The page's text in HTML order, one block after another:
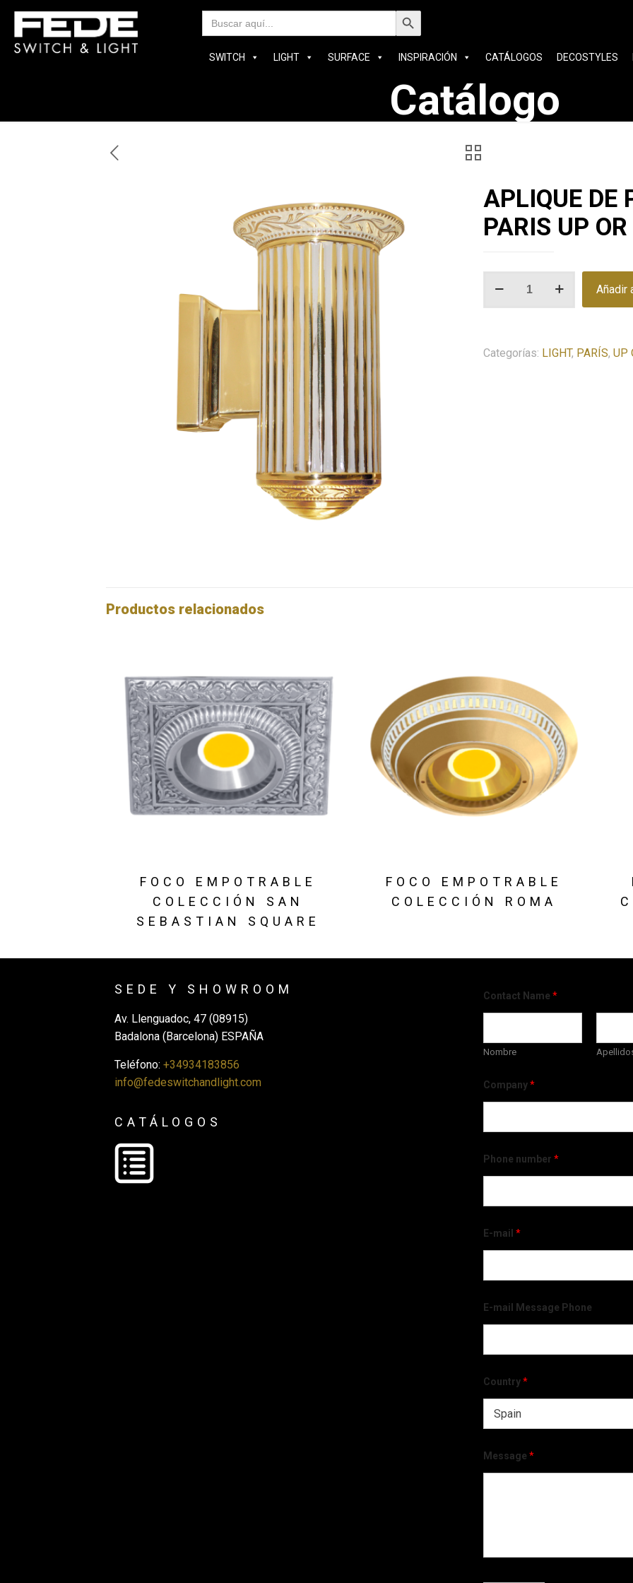
Buscar:
Botón de búsqueda
SWITCH LIGHT SURFACE INSPIRACIÓN CATÁLOGOS DECOSTYLES
Catálogo
APLIQUE DE
PARIS UP
PARIS
Añadir
Categorías: LIGHT, PARÍS, UP
Productos relacionados
FOCO EMPOTRABLE
COLECCIÓN SAN
SEBASTIAN SQUARE
FOCO EMPOTRABLE
COLECCIÓN ROMA
SEDE Y SHOWROOM
Av. Llenguadoc, 47 (08915)
Badalona (Barcelona) ESPAÑA
Teléfono: +34934183856
info@fedeswitchandlight.com
CATÁLOGOS
Contact Name *
Nombre
Company*
Phone number *
E-mail *
E-mail Message Phone
Country*
Message *